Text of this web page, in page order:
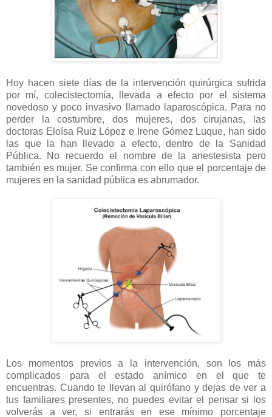
Hoy hacen siete días de la intervención quirúrgica sufrida
por mí, colecistectomía, llevada a efecto por el sistema
novedoso y poco invasivo llamado laparoscópica. Para no
perder la costumbre, dos mujeres, dos cirujanas, las
doctoras Eloísa Ruiz López e Irene Gómez Luque, han sido
las que la han llevado a efecto, dentro de la Sanidad
Pública. No recuerdo el nombre de la anestesista pero
también es mujer. Se confirma con ello que el porcentaje de
mujeres en la sanidad pública es abrumador.
Los momentos previos a la intervención, son los más
complicados para el estado anímico en el que te
encuentras. Cuando te llevan al quirófano y dejas de ver a
tus familiares presentes, no puedes evitar el pensar si los
volverás a ver, si entrarás en ese mínimo porcentaje